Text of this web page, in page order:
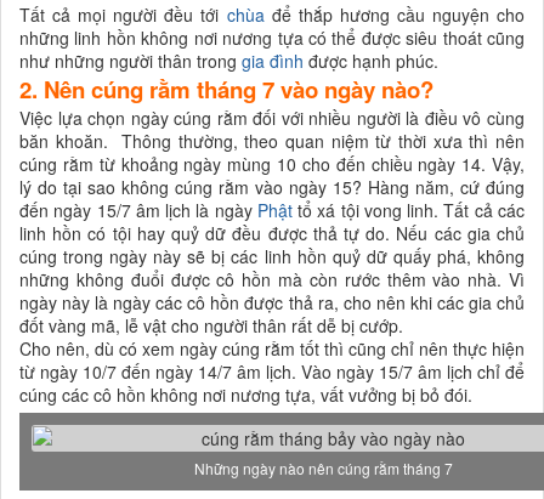
Tất cả mọi người đều tới chùa để thắp hương cầu nguyện cho
những linh hồn không nơi nương tựa có thể được siêu thoát cũng
như những người thân trong gia đình được hạnh phúc.
2. Nên cúng rằm tháng 7 vào ngày nào?
Việc lựa chọn ngày cúng rằm đối với nhiều người là điều vô cùng
băn khoăn. Thông thường, theo quan niệm từ thời xưa thì nên
cúng rằm từ khoảng ngày mùng 10 cho đến chiều ngày 14. Vậy,
lý do tại sao không cúng rằm vào ngày 15? Hàng năm, cứ đúng
đến ngày 15/7 âm lịch là ngày Phậttổ xá tội vong linh. Tất cả các
linh hồn có tội hay quỷ dữ đều được thả tự do. Nếu các gia chủ
cúng trong ngày này sẽ bị các linh hồn quỷ dữ quấy phá, không
những không đuổi được cô hồn mà còn rước thêm vào nhà. Vì
ngày này là ngày các cô hồn được thả ra, cho nên khi các gia chủ
đốt vàng mã, lễ vật cho người thân rất dễ bị cướp.
Cho nên, dù có xem ngày cúng rằm tốt thì cũng chỉ nên thực hiện
từ ngày 10/7 đến ngày 14/7 âm lịch. Vào ngày 15/7 âm lịch chỉ để
cúng các cô hồn không nơi nương tựa, vất vưởng bị bỏ đói.
Những ngày nào nên cúng rằm tháng 7